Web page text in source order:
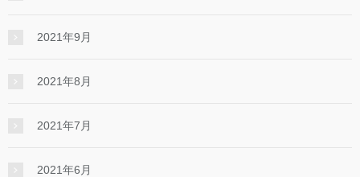
2021年9月
2021年8月
2021年7月
2021年6月